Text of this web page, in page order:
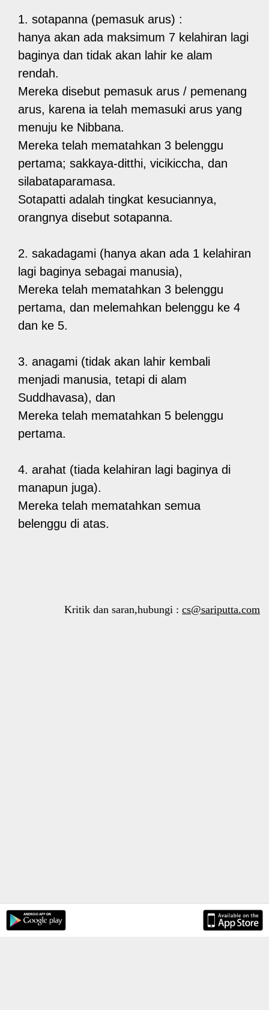
1. sotapanna (pemasuk arus) :
hanya akan ada maksimum 7 kelahiran lagi
baginya dan tidak akan lahir ke alam
rendah.
Mereka disebut pemasuk arus / pemenang
arus, karena ia telah memasuki arus yang
menuju ke Nibbana.
Mereka telah mematahkan 3 belenggu
pertama; sakkaya-ditthi, vicikiccha, dan
silabataparamasa.
Sotapatti adalah tingkat kesuciannya,
orangnya disebut sotapanna.
2. sakadagami (hanya akan ada 1 kelahiran
lagi baginya sebagai manusia),
Mereka telah mematahkan 3 belenggu
pertama, dan melemahkan belenggu ke 4
dan ke 5.
3. anagami (tidak akan lahir kembali
menjadi manusia, tetapi di alam
Suddhavasa), dan
Mereka telah mematahkan 5 belenggu
pertama.
4. arahat (tiada kelahiran lagi baginya di
manapun juga).
Mereka telah mematahkan semua
belenggu di atas.
Kritik dan saran,hubungi : cs@sariputta.com